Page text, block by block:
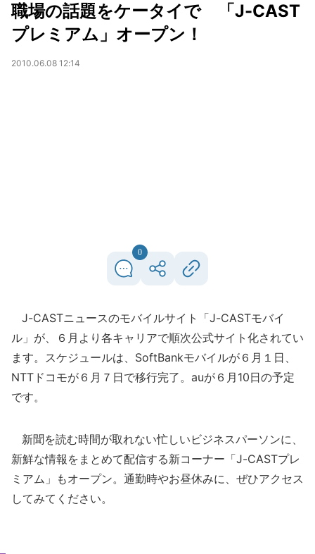
職場の話題をケータイで 「J-CAST
プレミアム」オープン！
2010.06.08 12:14
0
J-CASTニュースのモバイルサイト「J-CASTモバイ
ル」が、６月より各キャリアで順次公式サイト化されてい
ます。スケジュールは、SoftBankモバイルが６月１日、
NTTドコモが６月７日で移行完了。auが６月10日の予定
です。
新聞を読む時間が取れない忙しいビジネスパーソンに、
新鮮な情報をまとめて配信する新コーナー「J-CASTプレ
ミアム」もオープン。通勤時やお昼休みに、ぜひアクセス
してみてください。